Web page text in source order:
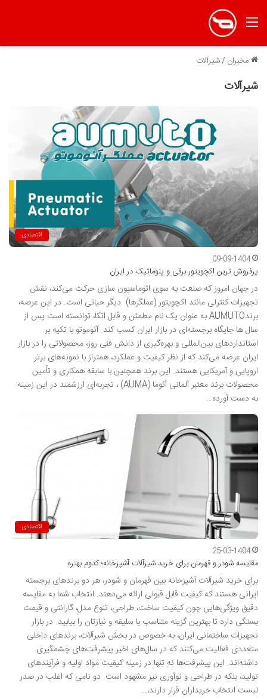
منو
مخبران /شیرآلات
شیرآلات
اقتصادی
09-09-1404
پرفروش ترین اکچویتور برقی و پنوماتیک در ایران
در جهان امروز که صنعت به سوی اتوماسیون سازی حرکت می‌کند، نقش
تجهیزات کنترلی مانند اکچویتور (عملگرها) دیگر حیاتی است. در این عرصه،
برندAUMUTO به عنوان یک نام مطمئن و قابل اتکا، توانسته است پس از
سال ها جایگاه برجسته‌ای در بازار ایران کسب کند. آئوموتو با تکیه بر
استانداردهای بین‌المللی و بهره‌گیری از دانش فنی روز، محصولاتی را در بازار
ایران عرضه می‌کند که از نظر کیفیت و عملکرد، همتراز با نمونه‌های برتر
اروپایی و آمریکایی هستند. این برند همچنین با سابقه همکاری و تأمین
محصولات برند معتبر آلمانی آئوما (AUMA) ، تجربه‌ای ارزشمند در این زمینه
به دست آورده…
اقتصادی
25-03-1404
مقایسه شودر و قهرمان برای خرید شیرآلات آشپزخانه؛ کدوم بهتره
برای خرید شیرآلات آشپزخانه بین قهرمان و شودر، هر دو برندهای برجسته
ایرانی هستند که کیفیت قابل قبولی ارائه می‌دهند. انتخاب شما به مقایسه
دقیق ویژگی‌هایی چون کیفیت ساخت، طراحی، تنوع مدل، گارانتی و قیمت
بستگی دارد تا بهترین گزینه متناسب با سلیقه و نیازتان را بیابید. در بازار
تجهیزات ساختمانی ایران، به خصوص در بخش شیرآلات، برندهای داخلی
متعددی فعالیت می‌کنند که در سال‌های اخیر پیشرفت‌های چشمگیری
داشته‌اند. این پیشرفت‌ها نه تنها در زمینه کیفیت مواد اولیه و فرآیندهای
تولید، بلکه در طراحی و نوآوری نیز مشهود است. دو نامی که اغلب در صدر
لیست انتخاب خریداران قرار دارند،…